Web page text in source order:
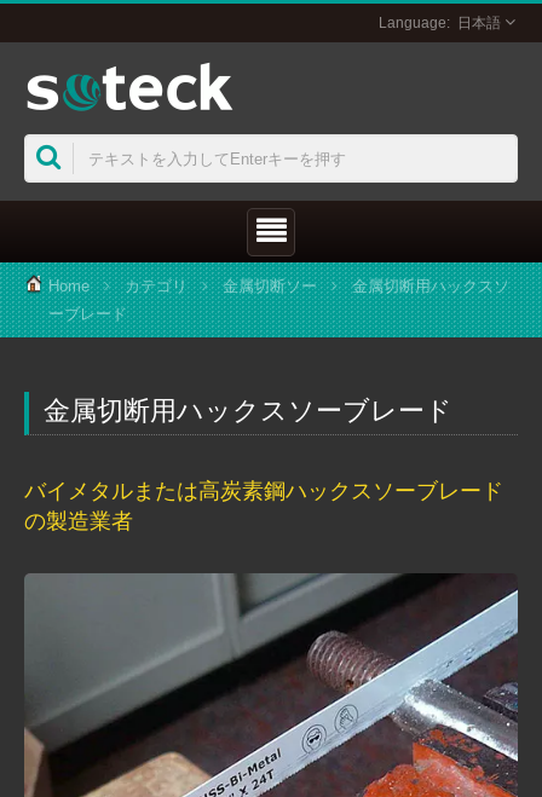
日本語
Home カテゴリ 金属切断ソー
金属切断用ハックスソ
ーブレード
金属切断用ハックスソーブレード
バイメタルまたは高炭素鋼ハックスソーブレード
の製造業者